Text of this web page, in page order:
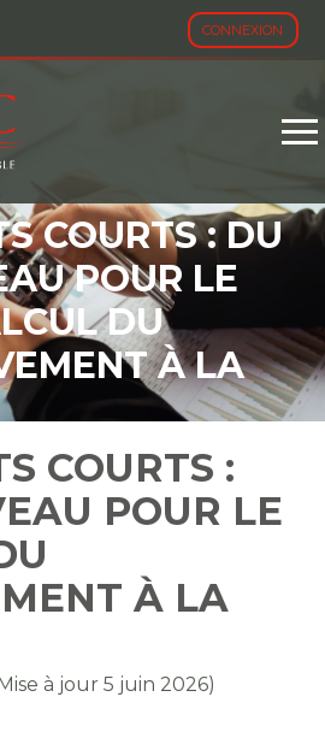
CONNEXION
COURTS : DU
POUR LE
DU
À LA
COURTS :
POUR LE
À LA
à jour 5 juin 2026)